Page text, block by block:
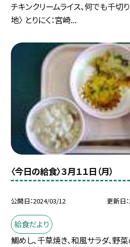
チキンクリームライス、何でも千切
地〉 とりにく：宮崎...
〈今日の給食〉３月１１日（月）
公開日 2024/03/12 更新日
給食だより
鯛めし、千草焼き、和風サラダ、野